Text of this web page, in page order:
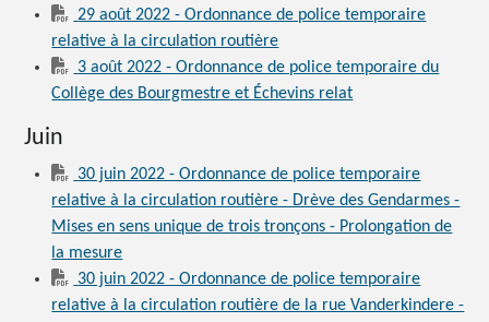
29 août 2022 - Ordonnance de police temporaire
relative à la circulation routière
3 août 2022 - Ordonnance de police temporaire du
Collège des Bourgmestre et Échevins relat
Juin
30 juin 2022 - Ordonnance de police temporaire
relative à la circulation routière - Drève des Gendarmes -
Mises en sens unique de trois tronçons - Prolongation de
la mesure
30 juin 2022 - Ordonnance de police temporaire
relative à la circulation routière de la rue Vanderkindere -